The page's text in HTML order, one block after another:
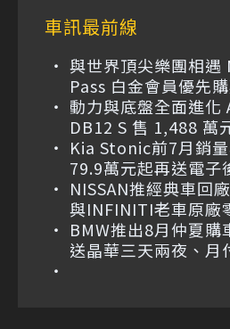
車訊最前線
與世界頂尖樂團相
Pass 白金會員優先
動力與底盤全面進
DB12 S 售 1,488 萬
Kia Stonic前7月銷
79.9萬元起再送電子
NISSAN推經典車回
與INFINITI老車原廠
BMW推出8月仲夏
送晶華三天兩夜、月